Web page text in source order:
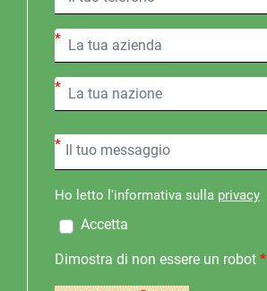
*
*
*
Ho letto l'informativa sulla privacy
Accetta
Dimostra di non essere un robot *